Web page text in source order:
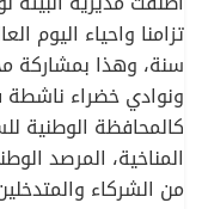
سنة، وهذا بمشاركة
ونوادي خضراء
كالمحافظة الوطنية
المناخية، المرصد
من الشركاء